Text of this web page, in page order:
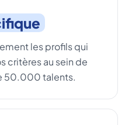
les profils qui
critères au sein de
50.000 talents.